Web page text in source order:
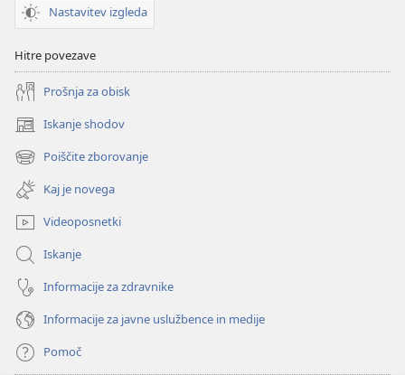
Nastavitev izgleda
Hitre povezave
Prošnja za obisk
Iskanje shodov
(odpre
novo
okno)
Poiščite zborovanje
(odpre
novo
okno)
Kaj je novega
Videoposnetki
Iskanje
Informacije za zdravnike
Informacije za javne uslužbence in medije
Pomoč